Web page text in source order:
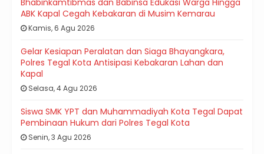
Bhabinkamtibmas dan Babinsa Edukasi Warga Hingga
ABK Kapal Cegah Kebakaran di Musim Kemarau
Kamis, 6 Agu 2026
Gelar Kesiapan Peralatan dan Siaga Bhayangkara,
Polres Tegal Kota Antisipasi Kebakaran Lahan dan
Kapal
Selasa, 4 Agu 2026
Siswa SMK YPT dan Muhammadiyah Kota Tegal Dapat
Pembinaan Hukum dari Polres Tegal Kota
Senin, 3 Agu 2026